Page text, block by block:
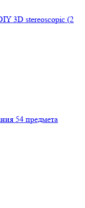
3D stereoscopic (2
54 предмета